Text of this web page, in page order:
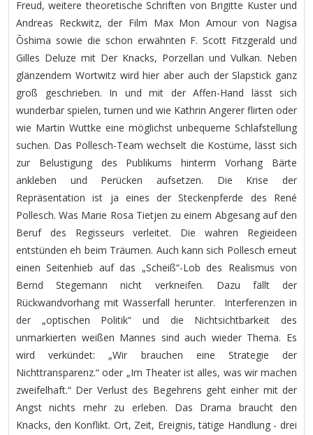
Freud, weitere theoretische Schriften von Brigitte Kuster und
Andreas Reckwitz, der Film Max Mon Amour von Nagisa
Ōshima sowie die schon erwähnten F. Scott Fitzgerald und
Gilles Deluze mit Der Knacks, Porzellan und Vulkan. Neben
glänzendem Wortwitz wird hier aber auch der Slapstick ganz
groß geschrieben. In und mit der Affen-Hand lässt sich
wunderbar spielen, turnen und wie Kathrin Angerer flirten oder
wie Martin Wuttke eine möglichst unbequeme Schlafstellung
suchen. Das Pollesch-Team wechselt die Kostüme, lässt sich
zur Belustigung des Publikums hinterm Vorhang Bärte
ankleben und Perücken aufsetzen. Die Krise der
Repräsentation ist ja eines der Steckenpferde des René
Pollesch. Was Marie Rosa Tietjen zu einem Abgesang auf den
Beruf des Regisseurs verleitet. Die wahren Regieideen
entstünden eh beim Träumen. Auch kann sich Pollesch erneut
einen Seitenhieb auf das „Scheiß“-Lob des Realismus von
Bernd Stegemann nicht verkneifen. Dazu fällt der
Rückwandvorhang mit Wasserfall herunter. Interferenzen in
der „optischen Politik“ und die Nichtsichtbarkeit des
unmarkierten weißen Mannes sind auch wieder Thema. Es
wird verkündet: „Wir brauchen eine Strategie der
Nichttransparenz.“ oder „Im Theater ist alles, was wir machen
zweifelhaft.“ Der Verlust des Begehrens geht einher mit der
Angst nichts mehr zu erleben. Das Drama braucht den
Knacks, den Konflikt. Ort, Zeit, Ereignis, tätige Handlung - drei